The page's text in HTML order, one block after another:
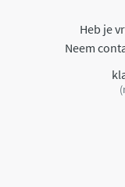
Heb je
Neem